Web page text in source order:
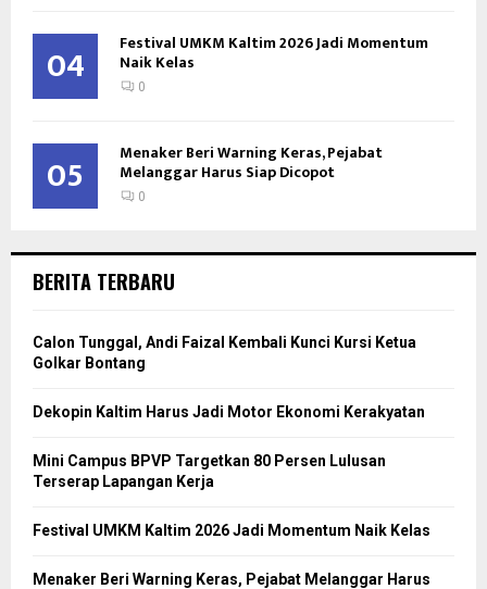
04 Festival UMKM Kaltim 2026 Jadi Momentum
Naik Kelas
0
05 Menaker Beri Warning Keras, Pejabat
Melanggar Harus Siap Dicopot
0
BERITA TERBARU
Calon Tunggal, Andi Faizal Kembali Kunci Kursi Ketua
Golkar Bontang
Dekopin Kaltim Harus Jadi Motor Ekonomi Kerakyatan
Mini Campus BPVP Targetkan 80 Persen Lulusan
Terserap Lapangan Kerja
Festival UMKM Kaltim 2026 Jadi Momentum Naik Kelas
Menaker Beri Warning Keras, Pejabat Melanggar Harus